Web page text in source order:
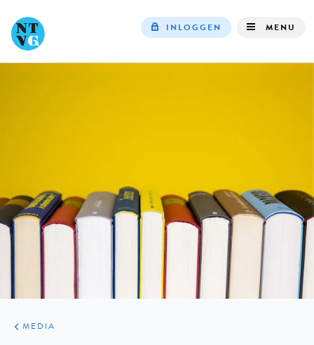
INLOGGEN MENU
ARTIKELEN
VARIA
MEDIA